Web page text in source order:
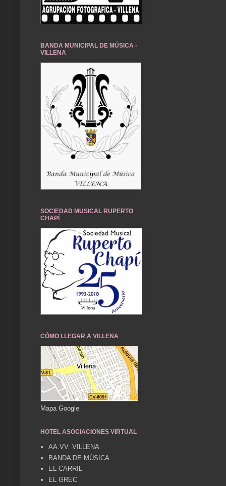
BANDA MUNICIPAL DE MÚSICA -
VILLENA
SOCIEDAD MUSICAL RUPERTO
CHAPÍ
CÓMO LLEGAR A VILLENA
Mapa Google
HOTEL ASOCIACIONES VIRTUAL
AA.VV. VILLENA
BANDA DE MÚSICA
EL CARRIL
EL GREC